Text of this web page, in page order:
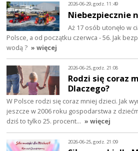
2026-06-29, godz. 11:49
Niebezpiecznie
Aż 17 osób utonęło w
Polsce, a od początku czerwca - 56. Jak
wodą ? » więcej
2026-06-25, godz. 21:08
Rodzi się coraz
Dlaczego?
W Polsce rodzi się coraz mniej dzieci. Jak
jeszcze w 2006 roku gospodarstwa z
dziś to tylko 25. procent… » więcej
2026-06-25, godz. 21:09